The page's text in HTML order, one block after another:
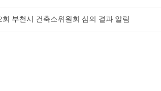
회 부천시 건축소위원회 심의 결과 알림